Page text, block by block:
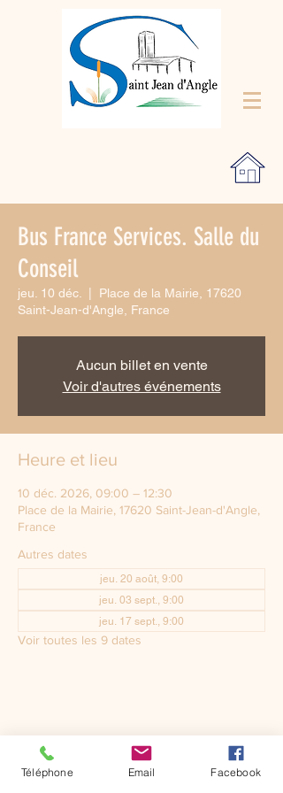
Bus France Services. Salle du
Conseil
jeu. 10 déc.
Place de la Mairie, 17620
Saint-Jean-d'Angle, France
Aucun billet en vente
Voir d'autres événements
Heure et lieu
10 déc. 2026, 09:00 – 12:30
Place de la Mairie, 17620 Saint-Jean-d'Angle,
France
Autres dates
jeu. 20 août, 9:00
jeu. 03 sept., 9:00
jeu. 17 sept., 9:00
Voir toutes les 9 dates
Téléphone Email Facebook